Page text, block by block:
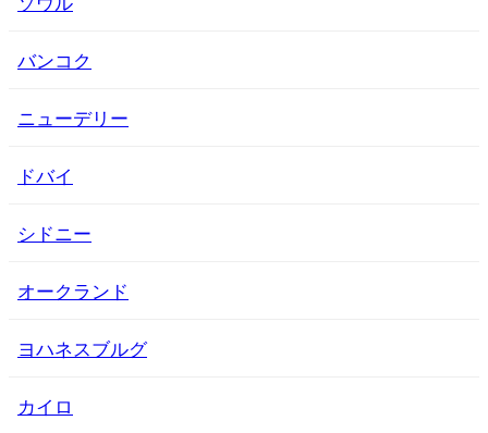
バンコク
ニューデリー
ドバイ
シドニー
オークランド
ヨハネスブルグ
カイロ